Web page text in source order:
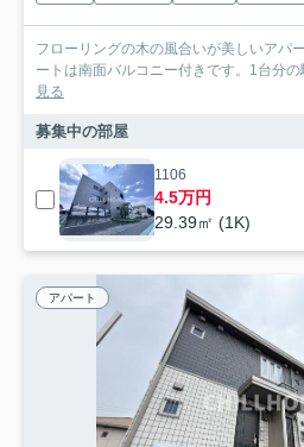
フローリングの木の風合いが美しいアパ
ートは南面バルコニー付きです。1台分
見る
募集中の部屋
1106
4.5万円
29.39㎡ (1K)
アパート